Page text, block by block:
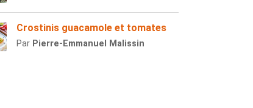
Crostinis guacamole et tomates
Par Pierre-Emmanuel Malissin